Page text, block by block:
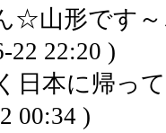
☆山形です
22 22:20 )
日本に帰っ
00:34 )